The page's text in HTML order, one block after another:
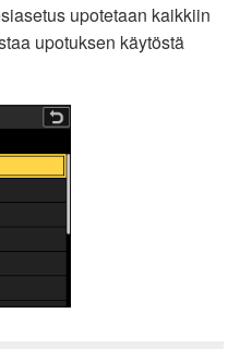
upotetaan kaikkiin
upotuksen käytöstä